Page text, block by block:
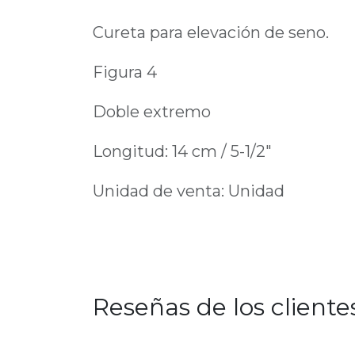
Cureta para elevación de seno.
Figura 4
Doble extremo
Longitud: 14 cm / 5-1/2"
Unidad de venta: Unidad
Reseñas de los